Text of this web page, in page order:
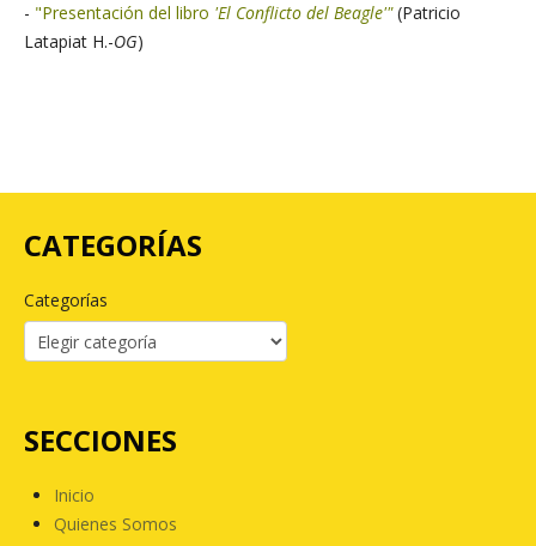
- "Presentación del libro 'El Conflicto del Beagle'"(Patricio
Latapiat H.-OG)
CATEGORÍAS
Categorías
SECCIONES
Inicio
Quienes Somos